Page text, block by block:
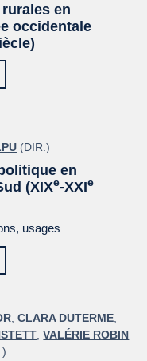
en
occidentale
(DIR.)
en
(XIXe-XXIe
usages
,CLARA DUTERME
,VALÉRIE ROBIN